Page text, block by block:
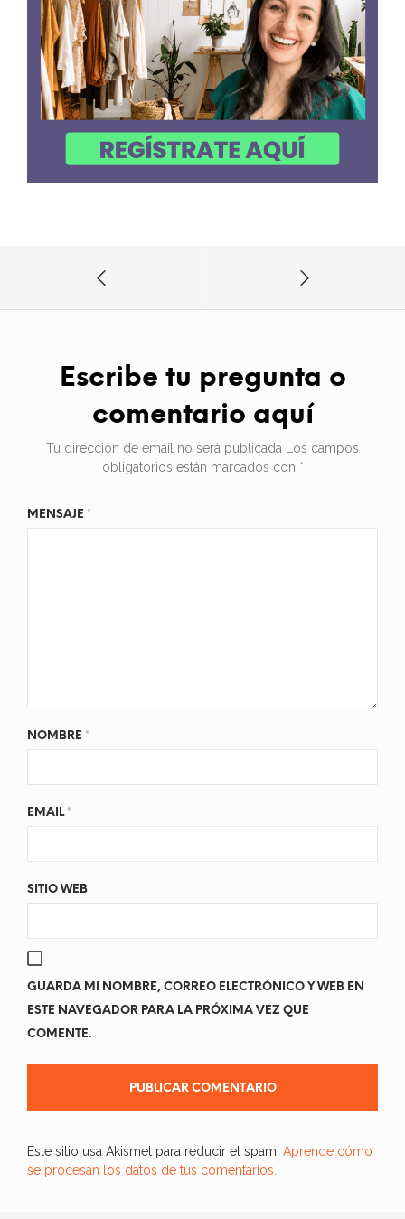
Escribe tu pregunta o
comentario aquí
Tu dirección de email no será publicada
Los campos
obligatorios están marcados con *
MENSAJE *
NOMBRE *
EMAIL *
SITIO WEB
GUARDA MI NOMBRE, CORREO ELECTRÓNICO Y WEB EN
ESTE NAVEGADOR PARA LA PRÓXIMA VEZ QUE
COMENTE.
Este sitio usa Akismet para reducir el spam. Aprende cómo
se procesan los datos de tus comentarios.